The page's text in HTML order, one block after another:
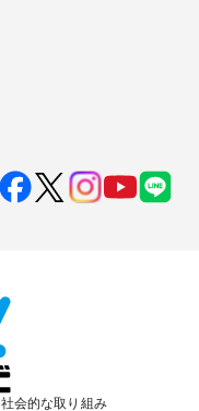
社会的な取り組み